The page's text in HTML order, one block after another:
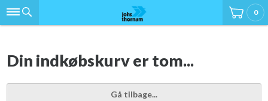
0
Din indkøbskurv er tom...
Gå tilbage...